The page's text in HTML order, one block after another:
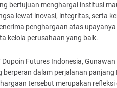
bertujuan menghargai institusi
lewat inovasi, integritas, serta
penghargaan atas
kelola perusahaan yang baik.
Dupoin Futures Indonesia,
berperan dalam perjalanan
tersebut merupakan